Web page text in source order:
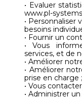
• Evaluer
www.pl-
• Personnaliser
besoins
• Fournir un
• Vous
services, et de
• Améliorer
• Améliorer
prise en charge ;
• Vous
• Administrer